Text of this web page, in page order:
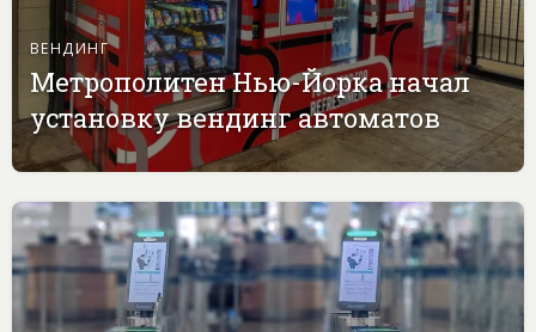
ВЕНДИНГ
Метрополитен Нью-Йорка начал
установку вендинг автоматов